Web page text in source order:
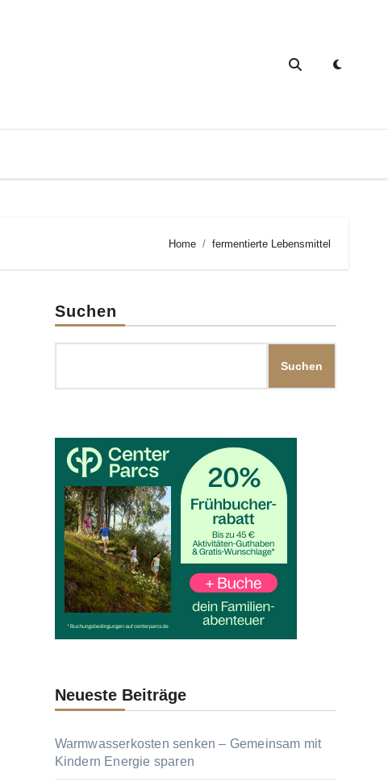
Home fermentierte Lebensmittel
Suchen
Suchen
Neueste Beiträge
Warmwasserkosten senken – Gemeinsam mit
Kindern Energie sparen